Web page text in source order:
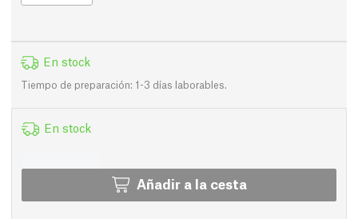
En stock
Tiempo de preparación: 1-3 días laborables.
En stock
Añadir a la cesta